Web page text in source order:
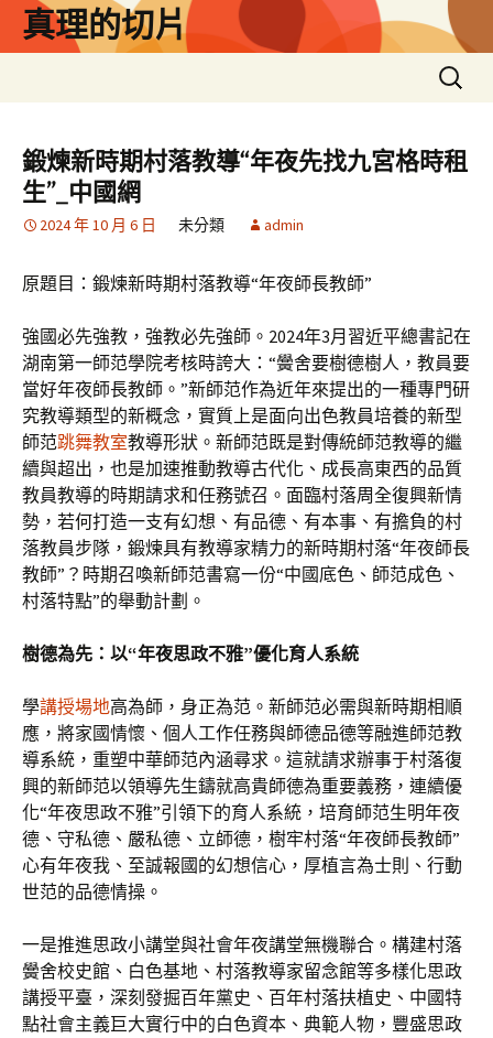
真理的切片
搜
尋
鍵
字:
鍛煉新時期村落教導“年夜先找九宮格時租
生”_中國網
2024 年 10 月 6 日 未分類 admin
原題目：鍛煉新時期村落教導“年夜師長教師”
強國必先強教，強教必先強師。2024年3月習近平總書記在
湖南第一師范學院考核時誇大：“黌舍要樹德樹人，教員要
當好年夜師長教師。”新師范作為近年來提出的一種專門研
究教導類型的新概念，實質上是面向出色教員培養的新型
師范跳舞教室教導形狀。新師范既是對傳統師范教導的繼
續與超出，也是加速推動教導古代化、成長高東西的品質
教員教導的時期請求和任務號召。面臨村落周全復興新情
勢，若何打造一支有幻想、有品德、有本事、有擔負的村
落教員步隊，鍛煉具有教導家精力的新時期村落“年夜師長
教師”？時期召喚新師范書寫一份“中國底色、師范成色、
村落特點”的舉動計劃。
樹德為先：以“年夜思政不雅”優化育人系統
學講授場地高為師，身正為范。新師范必需與新時期相順
應，將家國情懷、個人工作任務與師德品德等融進師范教
導系統，重塑中華師范內涵尋求。這就請求辦事于村落復
興的新師范以領導先生鑄就高貴師德為重要義務，連續優
化“年夜思政不雅”引領下的育人系統，培育師范生明年夜
德、守私德、嚴私德、立師德，樹牢村落“年夜師長教師”
心有年夜我、至誠報國的幻想信心，厚植言為士則、行動
世范的品德情操。
一是推進思政小講堂與社會年夜講堂無機聯合。構建村落
黌舍校史館、白色基地、村落教導家留念館等多樣化思政
講授平臺，深刻發掘百年黨史、百年村落扶植史、中國特
點社會主義巨大實行中的白色資本、典範人物，豐盛思政